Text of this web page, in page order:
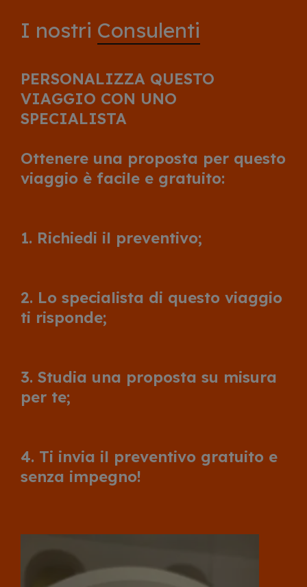
I nostri Consulenti
PERSONALIZZA QUESTO
VIAGGIO CON UNO
SPECIALISTA
Ottenere una proposta per questo
viaggio è facile e gratuito:
1. Richiedi il preventivo;
2. Lo specialista di questo viaggio
ti risponde;
3. Studia una proposta su misura
per te;
4. Ti invia il preventivo gratuito e
senza impegno!